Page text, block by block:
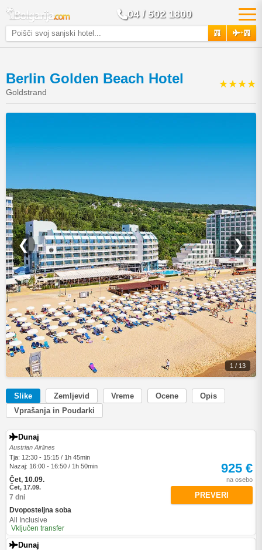
04 / 502 1800
+
Berlin Golden Beach Hotel
Goldstrand
★★★★
❮ ❯
1 / 13
Slike Zemljevid Vreme Ocene
Opis
Vprašanja in Poudarki
Dunaj
Austrian Airlines
Tja: 12:30 - 15:15 / 1h 45min
Nazaj: 16:00 - 16:50 / 1h 50min
Čet, 10.09.
Čet, 17.09.
7 dni
Dvoposteljna soba
All Inclusive
Vključen transfer
925 €
na osebo
PREVERI
Dunaj